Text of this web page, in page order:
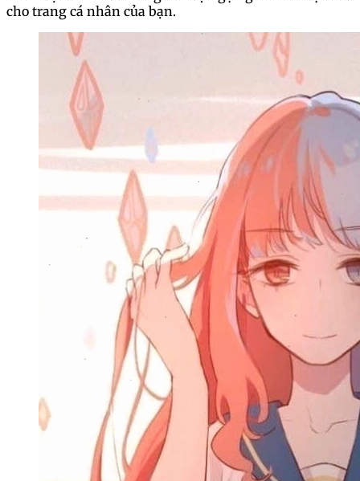
cho trang cá nhân của bạn.